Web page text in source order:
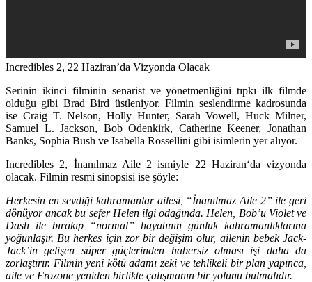
Incredibles 2, 22 Haziran’da Vizyonda Olacak
Serinin ikinci filminin senarist ve yönetmenliğini tıpkı ilk filmde
olduğu gibi Brad Bird üstleniyor. Filmin seslendirme kadrosunda
ise Craig T. Nelson, Holly Hunter, Sarah Vowell, Huck Milner,
Samuel L. Jackson, Bob Odenkirk, Catherine Keener, Jonathan
Banks, Sophia Bush ve Isabella Rossellini gibi isimlerin yer alıyor.
Incredibles 2, İnanılmaz Aile 2 ismiyle 22 Haziran‘da vizyonda
olacak. Filmin resmi sinopsisi ise şöyle:
Herkesin en sevdiği kahramanlar ailesi, “İnanılmaz Aile 2” ile geri
dönüyor ancak bu sefer Helen ilgi odağında. Helen, Bob’u Violet ve
Dash ile bırakıp “normal” hayatının günlük kahramanlıklarına
yoğunlaşır. Bu herkes için zor bir değişim olur, ailenin bebek Jack-
Jack’in gelişen süper güçlerinden habersiz olması işi daha da
zorlaştırır. Filmin yeni kötü adamı zeki ve tehlikeli bir plan yapınca,
aile ve Frozone yeniden birlikte çalışmanın bir yolunu bulmalıdır.